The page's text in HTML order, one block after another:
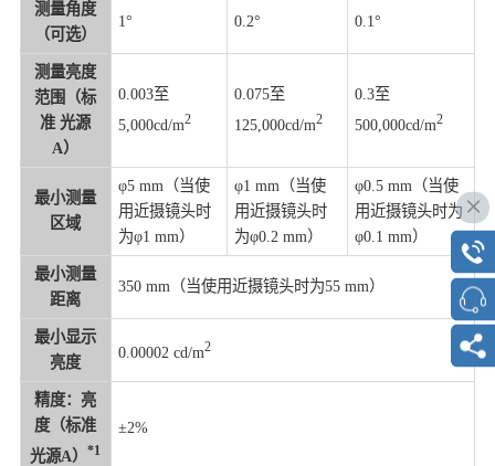
测量角度
（可选）
1° 0.2° 0.1°
测量亮度
范围（标
准 光源
A）
0.003至
5,000cd/m2
0.075至
125,000cd/m2
0.3至
500,000cd/m2
最小测量
区域
φ5 mm（当使
用近摄镜头时
为φ1 mm）
φ1 mm（当使
用近摄镜头时
为φ0.2 mm）
φ0.5 mm（当使
用近摄镜头时为
φ0.1 mm）
最小测量
距离
350 mm（当使用近摄镜头时为55 mm）
最小显示
亮度
0.00002 cd/m2
精度：亮
度（标准
光源A）*1
±2%